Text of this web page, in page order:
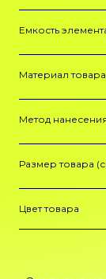
Емкость
Материал товара
Метод
Размер товара
Цвет товара